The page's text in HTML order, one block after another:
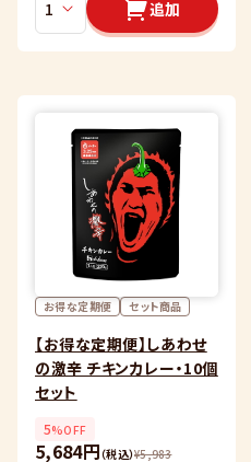
追加
お得な定期便 セット商品
【お得な定期便】しあわせ
の激辛 チキンカレー・10個
セット
5%OFF
5,684円（税込）¥5,983